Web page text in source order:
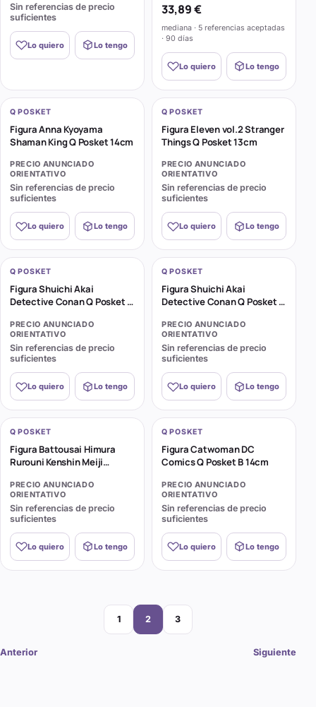
Sin referencias de precio
suficientes
Lo quiero Lo tengo
33,89 €
mediana · 5 referencias aceptadas
· 90 días
Lo quiero Lo tengo
Q POSKET
Figura Anna Kyoyama
Shaman King Q Posket 14cm
PRECIO ANUNCIADO
ORIENTATIVO
Sin referencias de precio
suficientes
Lo quiero Lo tengo
Q POSKET
Figura Eleven vol.2 Stranger
Things Q Posket 13cm
PRECIO ANUNCIADO
ORIENTATIVO
Sin referencias de precio
suficientes
Lo quiero Lo tengo
Q POSKET
Figura Shuichi Akai
Detective Conan Q Posket B
PRECIO ANUNCIADO
ORIENTATIVO
Sin referencias de precio
suficientes
Lo quiero Lo tengo
Q POSKET
Figura Shuichi Akai
Detective Conan Q Posket A
PRECIO ANUNCIADO
ORIENTATIVO
Sin referencias de precio
suficientes
Lo quiero Lo tengo
Q POSKET
Figura Battousai Himura
Rurouni Kenshin Meiji
Q Posket A 14cm
PRECIO ANUNCIADO
ORIENTATIVO
Sin referencias de precio
suficientes
Lo quiero Lo tengo
Q POSKET
Figura Catwoman DC
Comics Q Posket B 14cm
PRECIO ANUNCIADO
ORIENTATIVO
Sin referencias de precio
suficientes
Lo quiero Lo tengo
Anterior
Página
1
Página
2
Página
3
Siguiente